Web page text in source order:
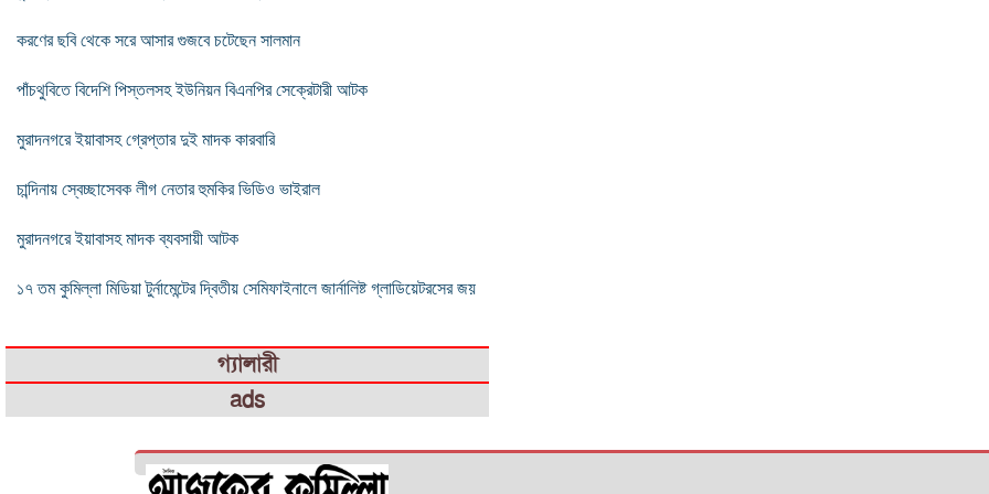
করণের ছবি থেকে সরে আসার গুজবে চটেছেন সালমান
পাঁচথুবিতে বিদেশি পিস্তলসহ ইউনিয়ন বিএনপির সেক্রেটারী আটক
মুরাদনগরে ইয়াবাসহ গ্রেপ্তার দুই মাদক কারবারি
চান্দিনায় স্বেচ্ছাসেবক লীগ নেতার হুমকির ভিডিও ভাইরাল
মুরাদনগরে ইয়াবাসহ মাদক ব্যবসায়ী আটক
১৭ তম কুমিল্লা মিডিয়া টুর্নামেন্টের দ্বিতীয় সেমিফাইনালে জার্নালিষ্ট গ্লাডিয়েটরসের জয়
গ্যালারী
ads